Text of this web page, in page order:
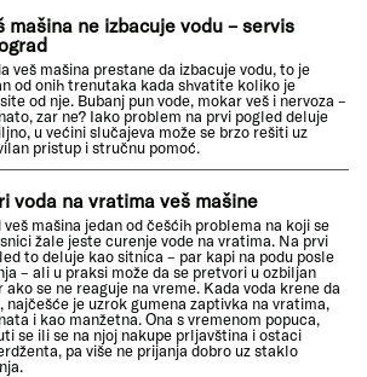
mašina ne izbacuje vodu – servis
veš mašina prestane da izbacuje vodu, to je
od onih trenutaka kada shvatite koliko je
od nje. Bubanj pun vode, mokar veš i nervoza –
zar ne? Iako problem na prvi pogled deluje
u većini slučajeva može se brzo rešiti uz
pristup i stručnu pomoć.
voda na vratima veš mašine
veš mašina jedan od češćih problema na koji se
žale jeste curenje vode na vratima. Na prvi
to deluje kao sitnica – par kapi na podu posle
– ali u praksi može da se pretvori u ozbiljan
ako se ne reaguje na vreme. Kada voda krene da
najčešće je uzrok gumena zaptivka na vratima,
i kao manžetna. Ona s vremenom popuca,
se ili se na njoj nakupe prljavština i ostaci
pa više ne prijanja dobro uz staklo